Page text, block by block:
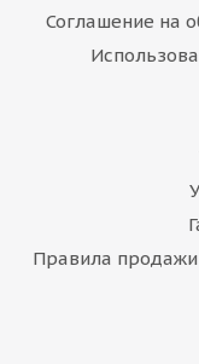
Соглашение на
Правила